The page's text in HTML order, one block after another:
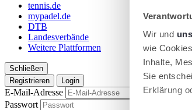
Wir und
wie
Inhalte,
Sie
Erklärung
tennis.de
mypadel.de
DTB
Landesverbände
Weitere Plattformen
Schließen
Registrieren
Login
E-Mail-Adresse
Passwort